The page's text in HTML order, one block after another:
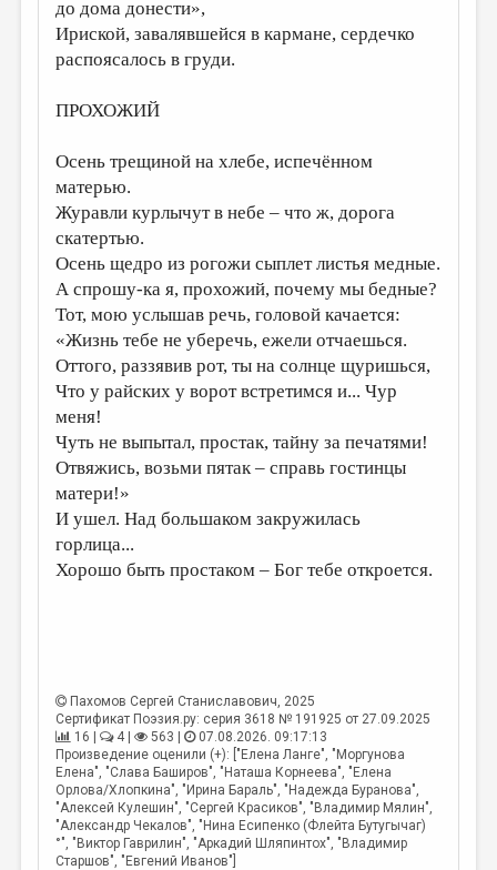
до дома донести»,
Ириской, завалявшейся в кармане, сердечко
распоясалось в груди.
ПРОХОЖИЙ
Осень трещиной на хлебе, испечённом
матерью.
Журавли курлычут в небе – что ж, дорога
скатертью.
Осень щедро из рогожи сыплет листья медные.
А спрошу-ка я, прохожий, почему мы бедные?
Тот, мою услышав речь, головой качается:
«Жизнь тебе не уберечь, ежели отчаешься.
Оттого, раззявив рот, ты на солнце щуришься,
Что у райских у ворот встретимся и... Чур
меня!
Чуть не выпытал, простак, тайну за печатями!
Отвяжись, возьми пятак – справь гостинцы
матери!»
И ушел. Над большаком закружилась
горлица...
Хорошо быть простаком – Бог тебе откроется.
Пахомов Сергей Станиславович, 2025
Сертификат Поэзия.ру: серия 3618 № 191925 от 27.09.2025
16 |
4 | 563 |
07.08.2026. 09:17:13
Произведение оценили (+): ["Елена Ланге", "Моргунова
Елена", "Слава Баширов", "Наташа Корнеева", "Елена
Орлова/Хлопкина", "Ирина Бараль", "Надежда Буранова",
"Алексей Кулешин", "Сергей Красиков", "Владимир Мялин",
"Александр Чекалов", "Нина Есипенко (Флейта Бутугычаг)
°", "Виктор Гаврилин", "Аркадий Шляпинтох", "Владимир
Старшов", "Евгений Иванов"]